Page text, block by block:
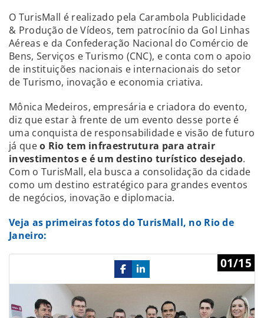
O TurisMall é realizado pela Carambola Publicidade
& Produção de Vídeos, tem patrocínio da Gol Linhas
Aéreas e da Confederação Nacional do Comércio de
Bens, Serviços e Turismo (CNC), e conta com o apoio
de instituições nacionais e internacionais do setor
de Turismo, inovação e economia criativa.
Mônica Medeiros, empresária e criadora do evento,
diz que estar à frente de um evento desse porte é
uma conquista de responsabilidade e visão de futuro
já queo Rio tem infraestrutura para atrair
investimentos e é um destino turístico desejado.
Com o TurisMall, ela busca a consolidação da cidade
como um destino estratégico para grandes eventos
de negócios, inovação e diplomacia.
Veja as primeiras fotos do TurisMall, no Rio de
Janeiro:
01/15
Previous